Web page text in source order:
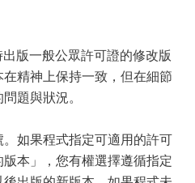
版一般公眾許可證的修改版
精神上保持一致，但在細節
題與狀況。
如果程式指定可適用的許可
本」，您有權選擇遵循指定